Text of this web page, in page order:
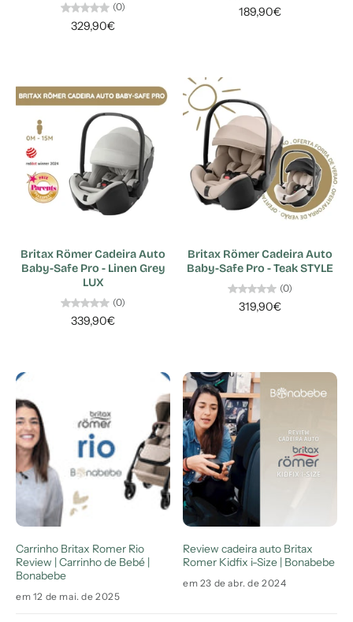
(0)
329,90€
189,90€
Britax Römer Cadeira Auto
Baby-Safe Pro - Linen Grey
LUX
(0)
339,90€
Britax Römer Cadeira Auto
Baby-Safe Pro - Teak STYLE
(0)
319,90€
Carrinho Britax Romer Rio
Review | Carrinho de Bebé |
Bonabebe
em 12 de mai. de 2025
BLOGUE
Review cadeira auto Britax
Romer Kidfix i-Size | Bonabebe
em 23 de abr. de 2024